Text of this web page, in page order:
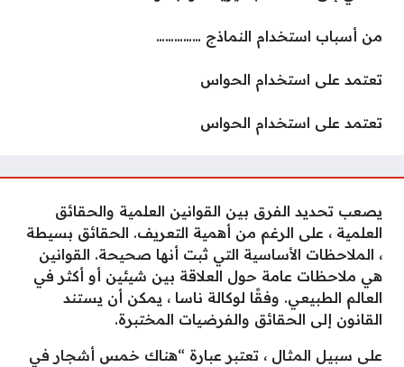
من أسباب استخدام النماذج ……………
تعتمد على استخدام الحواس
تعتمد على استخدام الحواس
يصعب تحديد الفرق بين القوانين العلمية والحقائق
العلمية ، على الرغم من أهمية التعريف. الحقائق بسيطة
، الملاحظات الأساسية التي ثبت أنها صحيحة. القوانين
هي ملاحظات عامة حول العلاقة بين شيئين أو أكثر في
العالم الطبيعي. وفقًا لوكالة ناسا ، يمكن أن يستند
القانون إلى الحقائق والفرضيات المختبرة.
على سبيل المثال ، تعتبر عبارة “هناك خمس أشجار في